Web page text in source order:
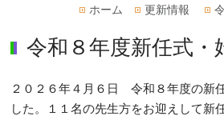
ホーム 更新情報
令和８年度新任式・
２０２６年４月６日 令和８年度の新
した。１１名の先生方をお迎えして新